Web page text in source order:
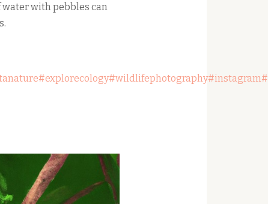
with pebbles can
#explorecology#wildlifephotography#instagram